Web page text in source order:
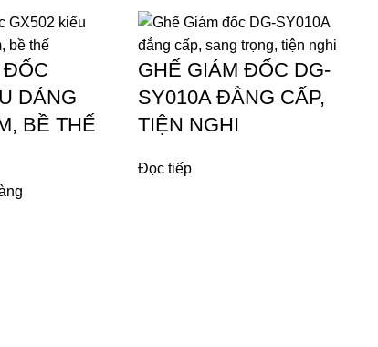
ĐỐC
DÁNG
BỀ THẾ
GHẾ GIÁM ĐỐC DG-
SY010A ĐẲNG CẤP,
TIỆN NGHI
Đọc tiếp